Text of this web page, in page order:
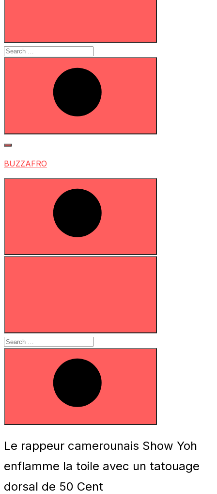
Search
Search
BUZZAFRO
Search
Search
Le rappeur camerounais Show Yoh
enflamme la toile avec un tatouage
dorsal de 50 Cent